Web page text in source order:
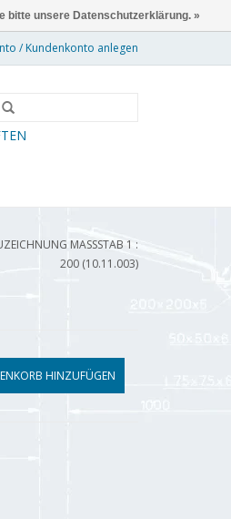
/ Kundenkonto anlegen
MASSSTAB 1 : 2
00 (10.11.003)
HINZUFÜGEN
bitte unsere Datenschutzerklärung. »